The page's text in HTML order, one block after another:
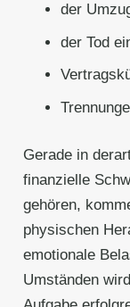
der
der Tod
Gerade in
finanzielle
gehören,
physischen
emotionale
Umständen